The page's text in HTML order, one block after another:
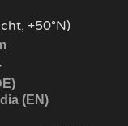
+50°N)
(EN)